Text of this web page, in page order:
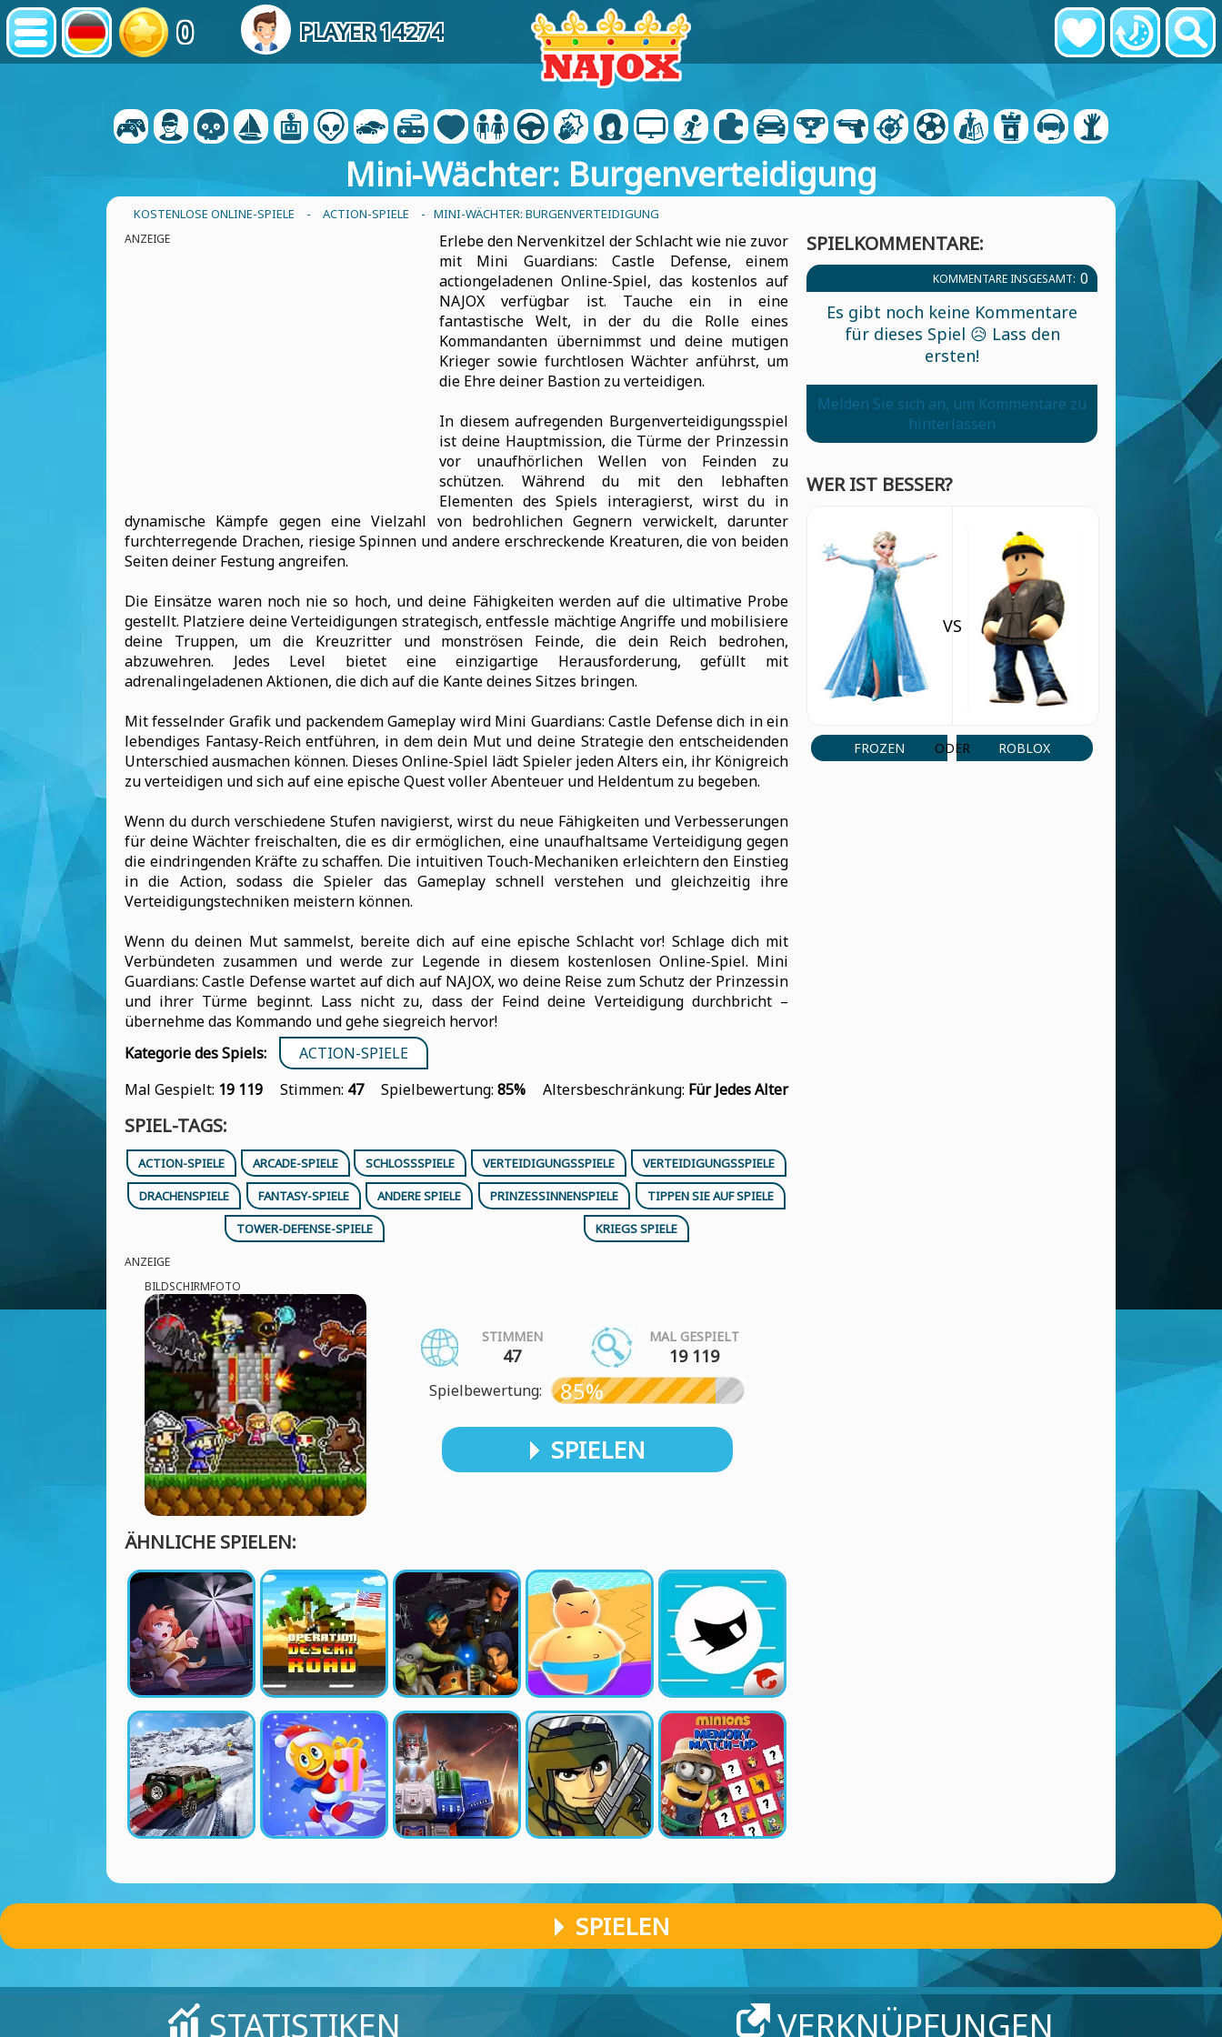
0 PLAYER 14274
Mini-Wächter: Burgenverteidigung
KOSTENLOSE ONLINE-SPIELE - ACTION-SPIELE - MINI-WÄCHTER: BURGENVERTEIDIGUNG
ANZEIGE
Erlebe den Nervenkitzel der Schlacht wie nie zuvor
mit Mini Guardians: Castle Defense, einem
actiongeladenen Online-Spiel, das kostenlos auf
NAJOX verfügbar ist. Tauche ein in eine
fantastische Welt, in der du die Rolle eines
Kommandanten übernimmst und deine mutigen
Krieger sowie furchtlosen Wächter anführst, um
die Ehre deiner Bastion zu verteidigen.
In diesem aufregenden Burgenverteidigungsspiel
ist deine Hauptmission, die Türme der Prinzessin
vor unaufhörlichen Wellen von Feinden zu
schützen. Während du mit den lebhaften
Elementen des Spiels interagierst, wirst du in
dynamische Kämpfe gegen eine Vielzahl von bedrohlichen Gegnern verwickelt, darunter
furchterregende Drachen, riesige Spinnen und andere erschreckende Kreaturen, die von beiden
Seiten deiner Festung angreifen.
Die Einsätze waren noch nie so hoch, und deine Fähigkeiten werden auf die ultimative Probe
gestellt. Platziere deine Verteidigungen strategisch, entfessle mächtige Angriffe und mobilisiere
deine Truppen, um die Kreuzritter und monströsen Feinde, die dein Reich bedrohen,
abzuwehren. Jedes Level bietet eine einzigartige Herausforderung, gefüllt mit
adrenalingeladenen Aktionen, die dich auf die Kante deines Sitzes bringen.
Mit fesselnder Grafik und packendem Gameplay wird Mini Guardians: Castle Defense dich in ein
lebendiges Fantasy-Reich entführen, in dem dein Mut und deine Strategie den entscheidenden
Unterschied ausmachen können. Dieses Online-Spiel lädt Spieler jeden Alters ein, ihr Königreich
zu verteidigen und sich auf eine epische Quest voller Abenteuer und Heldentum zu begeben.
Wenn du durch verschiedene Stufen navigierst, wirst du neue Fähigkeiten und Verbesserungen
für deine Wächter freischalten, die es dir ermöglichen, eine unaufhaltsame Verteidigung gegen
die eindringenden Kräfte zu schaffen. Die intuitiven Touch-Mechaniken erleichtern den Einstieg
in die Action, sodass die Spieler das Gameplay schnell verstehen und gleichzeitig ihre
Verteidigungstechniken meistern können.
Wenn du deinen Mut sammelst, bereite dich auf eine epische Schlacht vor! Schlage dich mit
Verbündeten zusammen und werde zur Legende in diesem kostenlosen Online-Spiel. Mini
Guardians: Castle Defense wartet auf dich auf NAJOX, wo deine Reise zum Schutz der Prinzessin
und ihrer Türme beginnt. Lass nicht zu, dass der Feind deine Verteidigung durchbricht –
übernehme das Kommando und gehe siegreich hervor!
Kategorie des Spiels:
ACTION-SPIELE
Mal Gespielt: 19 119 Stimmen: 47 Spielbewertung: 85% Altersbeschränkung: Für Jedes Alter
SPIEL-TAGS:
ACTION-SPIELE ARCADE-SPIELE SCHLOSSSPIELE VERTEIDIGUNGSSPIELE
VERTEIDIGUNGSSPIELE
DRACHENSPIELE
FANTASY-SPIELE ANDERE SPIELE PRINZESSINNENSPIELE
TIPPEN SIE AUF SPIELE
TOWER-DEFENSE-SPIELE
KRIEGS SPIELE
ANZEIGE
BILDSCHIRMFOTO
STIMMEN
47
MAL GESPIELT
19 119
Spielbewertung: 85%
SPIELEN
ÄHNLICHE SPIELEN:
SPIELKOMMENTARE:
KOMMENTARE INSGESAMT: 0
Es gibt noch keine Kommentare
für dieses Spiel 😥 Lass den
ersten!
Melden Sie sich an, um Kommentare zu
hinterlassen
WER IST BESSER?
FROZEN
VS
ODER ROBLOX
SPIELEN
STATISTIKEN VERKNÜPFUNGEN